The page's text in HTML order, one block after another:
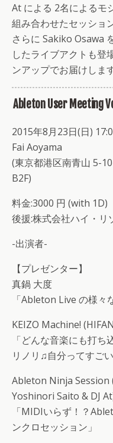
At による 2名によるモ
組み合わせたセッショ
さらに Sakiko Osawa
したライブアクトも登
ンアップでお届けします
Ableton User Meeting
2015年8月23日(日)
Fai Aoyama
(東京都港区南青山 5-
B2F)
料金:3000 円 (with 1D)
後援:株式会社ハイ・リ
-出演者-
【プレゼンター】
真鍋 大度
「Ableton Live の様々
KEIZO Machine!
「どんな音楽にも打
リノリ♫自分ってすご
Ableton Ninja Session
Yoshinori Saito & DJ
「MIDIいらず！？
ンクロセッション」